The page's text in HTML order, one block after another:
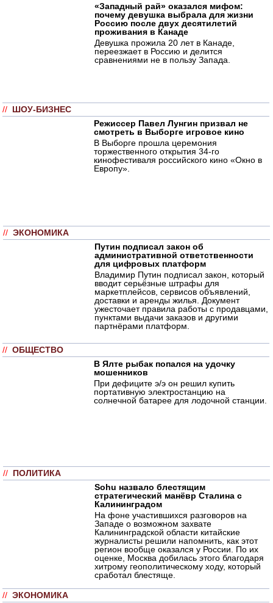
«Западный рай» оказался мифом:
почему девушка выбрала для жизни
Россию после двух десятилетий
проживания в Канаде
Девушка прожила 20 лет в Канаде,
переезжает в Россию и делится
сравнениями не в пользу Запада.
// ШОУ-БИЗНЕС
Режиссер Павел Лунгин призвал не
смотреть в Выборге игровое кино
В Выборге прошла церемония
торжественного открытия 34-го
кинофестиваля российского кино «Окно в
Европу».
// ЭКОНОМИКА
Путин подписал закон об
административной ответственности
для цифровых платформ
Владимир Путин подписал закон, который
вводит серьёзные штрафы для
маркетплейсов, сервисов объявлений,
доставки и аренды жилья. Документ
ужесточает правила работы с продавцами,
пунктами выдачи заказов и другими
партнёрами платформ.
// ОБЩЕСТВО
В Ялте рыбак попался на удочку
мошенников
При дефиците э/э он решил купить
портативную электростанцию на
солнечной батарее для лодочной станции.
// ПОЛИТИКА
Sohu назвало блестящим
стратегический манёвр Сталина с
Калининградом
На фоне участившихся разговоров на
Западе о возможном захвате
Калининградской области китайские
журналисты решили напомнить, как этот
регион вообще оказался у России. По их
оценке, Москва добилась этого благодаря
хитрому геополитическому ходу, который
сработал блестяще.
// ЭКОНОМИКА